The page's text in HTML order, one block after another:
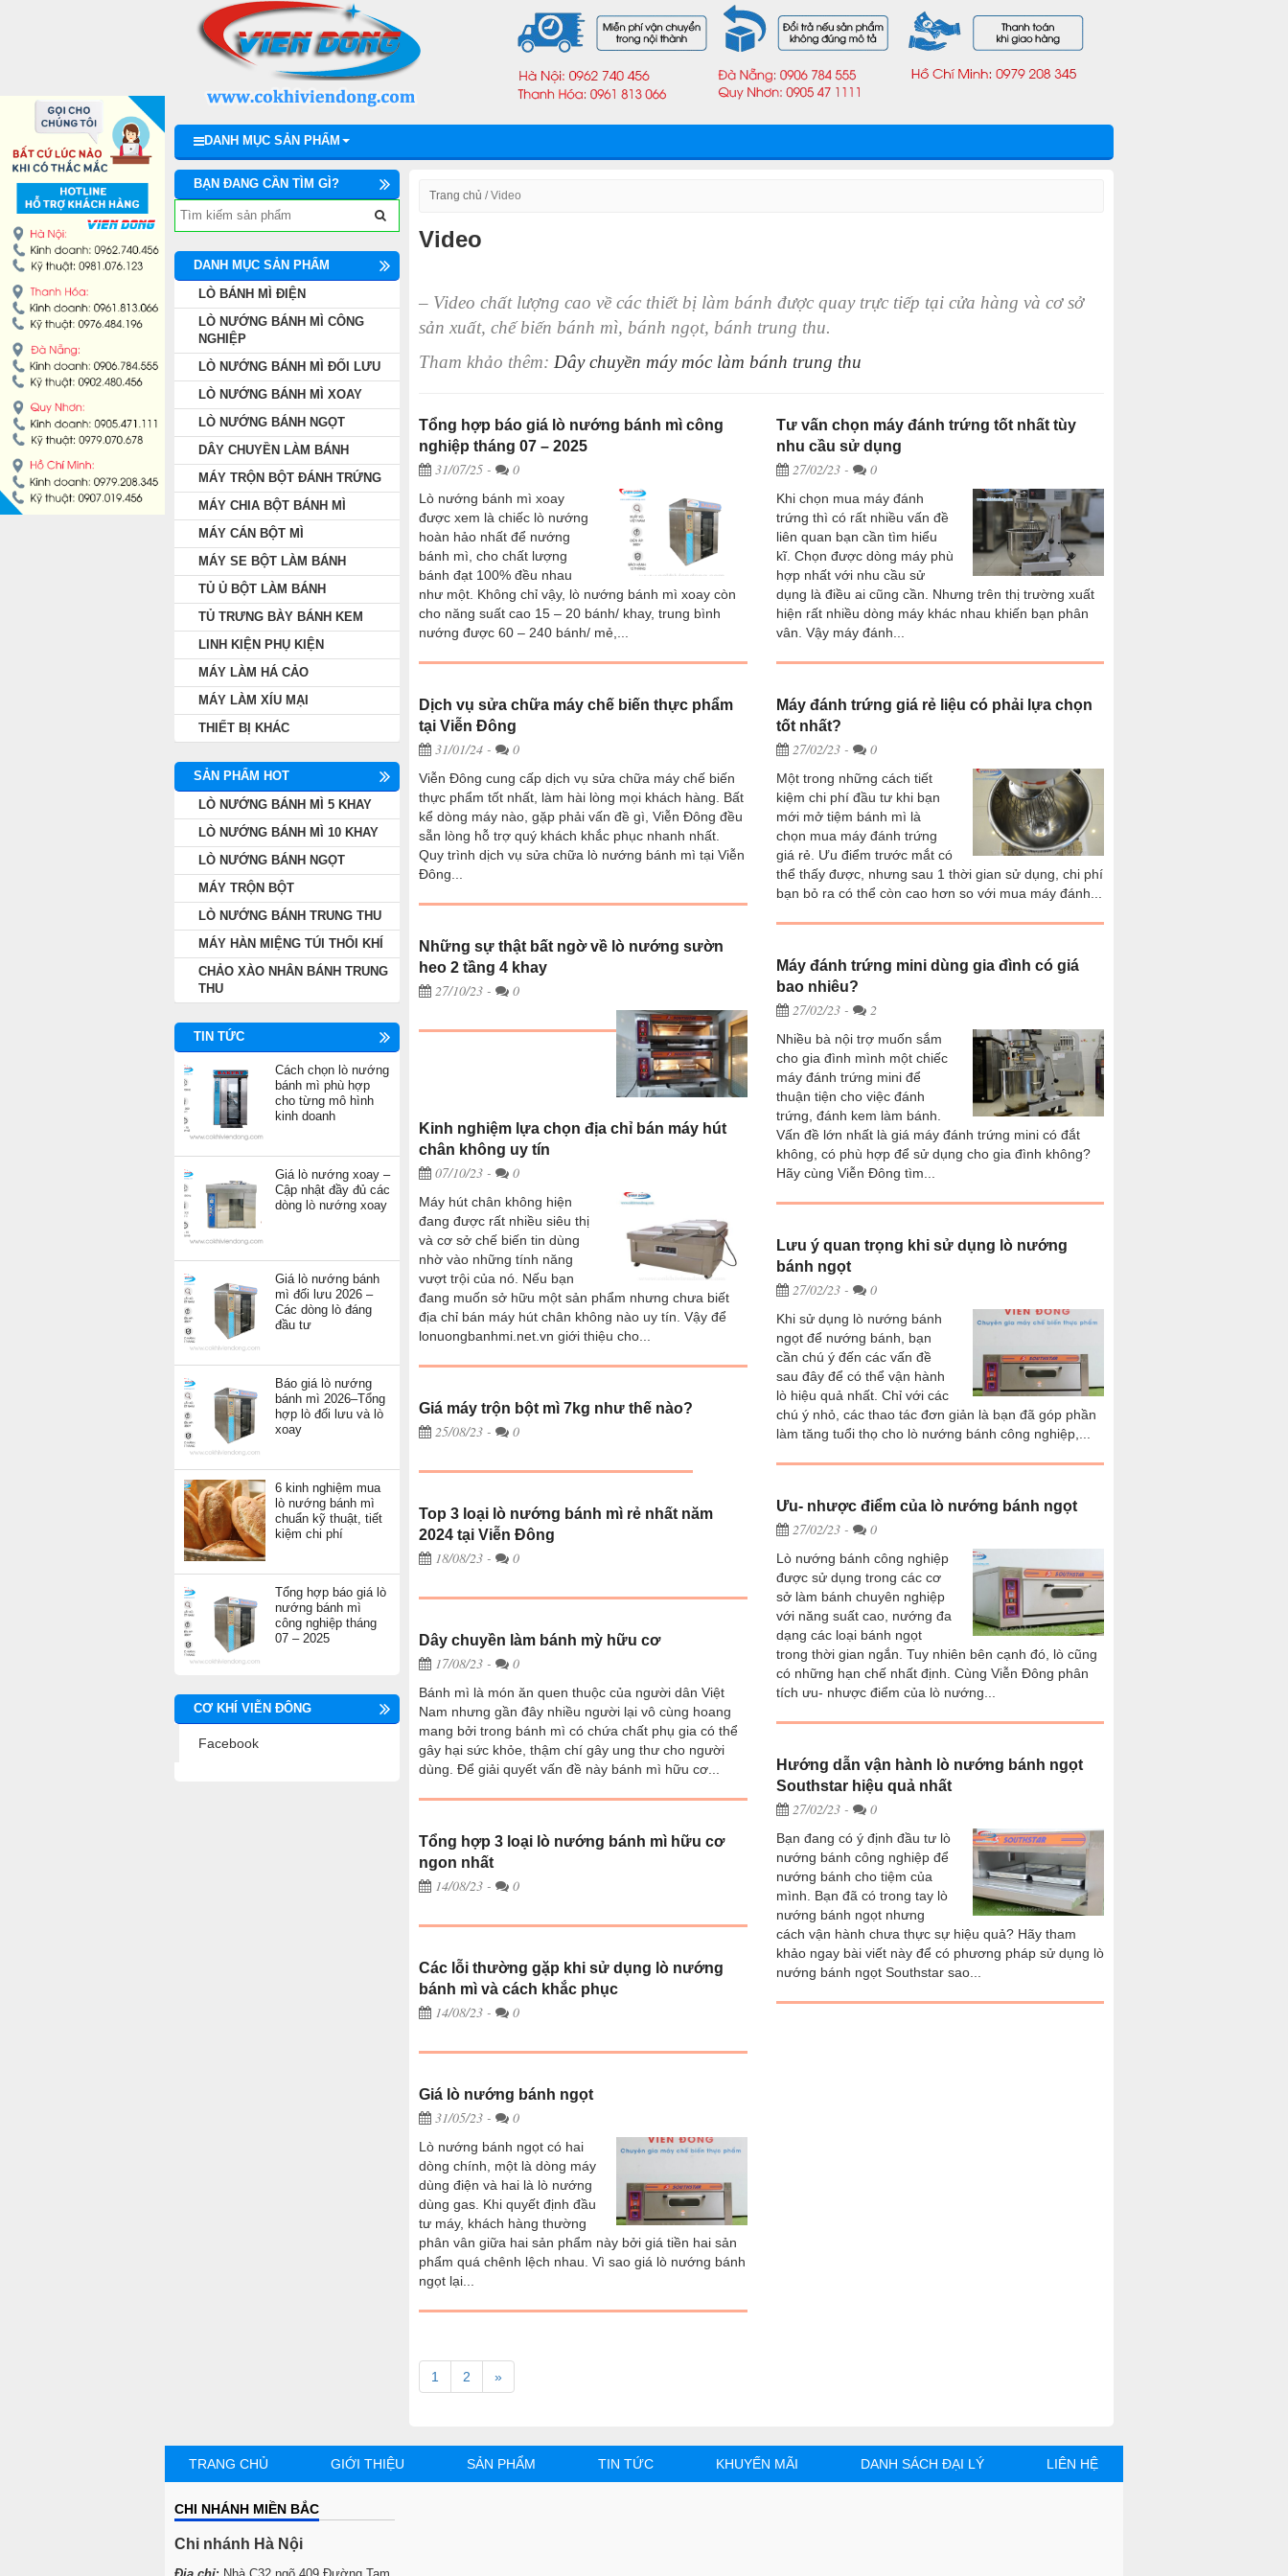
DANH MỤC SẢN PHẨM
Trang chủ /Video
Video
– Video chất lượng cao về các thiết bị làm bánh được quay trực tiếp tại cửa hàng và cơ sở
sản xuất, chế biến bánh mì, bánh ngọt, bánh trung thu.
Tham khảo thêm: Dây chuyền máy móc làm bánh trung thu
Tổng hợp báo giá lò nướng bánh mì công
nghiệp tháng 07 – 2025
31/07/25 - 0
Lò nướng bánh mì xoay
được xem là chiếc lò nướng
hoàn hảo nhất để nướng
bánh mì, cho chất lượng
bánh đạt 100% đều nhau
như một. Không chỉ vậy, lò nướng bánh mì xoay còn
cho năng suất cao 15 – 20 bánh/ khay, trung bình
nướng được 60 – 240 bánh/ mẻ,...
Dịch vụ sửa chữa máy chế biến thực phẩm
tại Viễn Đông
31/01/24 - 0
Viễn Đông cung cấp dịch vụ sửa chữa máy chế biến
thực phẩm tốt nhất, làm hài lòng mọi khách hàng. Bất
kể dòng máy nào, gặp phải vấn đề gì, Viễn Đông đều
sẵn lòng hỗ trợ quý khách khắc phục nhanh nhất.
Quy trình dịch vụ sửa chữa lò nướng bánh mì tại Viễn
Đông...
Những sự thật bất ngờ về lò nướng sườn
heo 2 tầng 4 khay
27/10/23 - 0
Kinh nghiệm lựa chọn địa chỉ bán máy hút
chân không uy tín
07/10/23 - 0
Máy hút chân không hiện
đang được rất nhiều siêu thị
và cơ sở chế biến tin dùng
nhờ vào những tính năng
vượt trội của nó. Nếu bạn
đang muốn sở hữu một sản phẩm nhưng chưa biết
địa chỉ bán máy hút chân không nào uy tín. Vậy để
lonuongbanhmi.net.vn giới thiệu cho...
Giá máy trộn bột mì 7kg như thế nào?
25/08/23 - 0
Top 3 loại lò nướng bánh mì rẻ nhất năm
2024 tại Viễn Đông
18/08/23 - 0
Dây chuyền làm bánh mỳ hữu cơ
17/08/23 - 0
Bánh mì là món ăn quen thuộc của người dân Việt
Nam nhưng gần đây nhiều người lại vô cùng hoang
mang bởi trong bánh mì có chứa chất phụ gia có thể
gây hại sức khỏe, thậm chí gây ung thư cho người
dùng. Để giải quyết vấn đề này bánh mì hữu cơ...
Tổng hợp 3 loại lò nướng bánh mì hữu cơ
ngon nhất
14/08/23 - 0
Các lỗi thường gặp khi sử dụng lò nướng
bánh mì và cách khắc phục
14/08/23 - 0
Giá lò nướng bánh ngọt
31/05/23 - 0
Lò nướng bánh ngọt có hai
dòng chính, một là dòng máy
dùng điện và hai là lò nướng
dùng gas. Khi quyết định đầu
tư máy, khách hàng thường
phân vân giữa hai sản phẩm này bởi giá tiền hai sản
phẩm quá chênh lệch nhau. Vì sao giá lò nướng bánh
ngọt lại...
Tư vấn chọn máy đánh trứng tốt nhất tùy
nhu cầu sử dụng
27/02/23- 0
Khi chọn mua máy đánh
trứng thì có rất nhiều vấn đề
liên quan bạn cần tìm hiểu
kĩ. Chọn được dòng máy phù
hợp nhất với nhu cầu sử
dụng là điều ai cũng cần. Nhưng trên thị trường xuất
hiện rất nhiều dòng máy khác nhau khiến bạn phân
vân. Vậy máy đánh...
Máy đánh trứng giá rẻ liệu có phải lựa chọn
tốt nhất?
27/02/23- 0
Một trong những cách tiết
kiệm chi phí đầu tư khi bạn
mới mở tiệm bánh mì là
chọn mua máy đánh trứng
giá rẻ. Ưu điểm trước mắt có
thể thấy được, nhưng sau 1 thời gian sử dụng, chi phí
bạn bỏ ra có thể còn cao hơn so với mua máy đánh...
Máy đánh trứng mini dùng gia đình có giá
bao nhiêu?
27/02/23- 2
Nhiều bà nội trợ muốn sắm
cho gia đình mình một chiếc
máy đánh trứng mini để
thuận tiện cho việc đánh
trứng, đánh kem làm bánh.
Vấn đề lớn nhất là giá máy đánh trứng mini có đắt
không, có phù hợp để sử dụng cho gia đình không?
Hãy cùng Viễn Đông tìm...
Lưu ý quan trọng khi sử dụng lò nướng
bánh ngọt
27/02/23- 0
Khi sử dụng lò nướng bánh
ngọt để nướng bánh, bạn
cần chú ý đến các vấn đề
sau đây để có thể vận hành
lò hiệu quả nhất. Chỉ với các
chú ý nhỏ, các thao tác đơn giản là bạn đã góp phần
làm tăng tuổi thọ cho lò nướng bánh công nghiệp,...
Ưu- nhược điểm của lò nướng bánh ngọt
27/02/23- 0
Lò nướng bánh công nghiệp
được sử dụng trong các cơ
sở làm bánh chuyên nghiệp
với năng suất cao, nướng đa
dạng các loại bánh ngọt
trong thời gian ngắn. Tuy nhiên bên cạnh đó, lò cũng
có những hạn chế nhất định. Cùng Viễn Đông phân
tích ưu- nhược điểm của lò nướng...
Hướng dẫn vận hành lò nướng bánh ngọt
Southstar hiệu quả nhất
27/02/23- 0
Bạn đang có ý định đầu tư lò
nướng bánh công nghiệp để
nướng bánh cho tiệm của
mình. Bạn đã có trong tay lò
nướng bánh ngọt nhưng
cách vận hành chưa thực sự hiệu quả? Hãy tham
khảo ngay bài viết này để có phương pháp sử dụng lò
nướng bánh ngọt Southstar sao...
1 2 »
BẠN ĐANG CẦN TÌM GÌ?
DANH MỤC SẢN PHẨM
LÒ BÁNH MÌ ĐIỆN
LÒ NƯỚNG BÁNH MÌ CÔNG
NGHIỆP
LÒ NƯỚNG BÁNH MÌ ĐỐI LƯU
LÒ NƯỚNG BÁNH MÌ XOAY
LÒ NƯỚNG BÁNH NGỌT
DÂY CHUYỀN LÀM BÁNH
MÁY TRỘN BỘT ĐÁNH TRỨNG
MÁY CHIA BỘT BÁNH MÌ
MÁY CÁN BỘT MÌ
MÁY SE BỘT LÀM BÁNH
TỦ Ủ BỘT LÀM BÁNH
TỦ TRƯNG BÀY BÁNH KEM
LINH KIỆN PHỤ KIỆN
MÁY LÀM HÁ CẢO
MÁY LÀM XÍU MẠI
THIẾT BỊ KHÁC
SẢN PHẨM HOT
LÒ NƯỚNG BÁNH MÌ 5 KHAY
LÒ NƯỚNG BÁNH MÌ 10 KHAY
LÒ NƯỚNG BÁNH NGỌT
MÁY TRỘN BỘT
LÒ NƯỚNG BÁNH TRUNG THU
MÁY HÀN MIỆNG TÚI THỔI KHÍ
CHẢO XÀO NHÂN BÁNH TRUNG
THU
TIN TỨC
Cách chọn lò nướng
bánh mì phù hợp
cho từng mô hình
kinh doanh
Giá lò nướng xoay –
Cập nhật đầy đủ các
dòng lò nướng xoay
Giá lò nướng bánh
mì đối lưu 2026 –
Các dòng lò đáng
đầu tư
Báo giá lò nướng
bánh mì 2026–Tổng
hợp lò đối lưu và lò
xoay
6 kinh nghiệm mua
lò nướng bánh mì
chuẩn kỹ thuật, tiết
kiệm chi phí
Tổng hợp báo giá lò
nướng bánh mì
công nghiệp tháng
07 – 2025
CƠ KHÍ VIỄN ĐÔNG
Facebook
TRANG CHỦ GIỚI THIỆU SẢN PHẨM TIN TỨC KHUYẾN MÃI DANH SÁCH ĐẠI LÝ LIÊN HỆ
CHI NHÁNH MIỀN BẮC
Chi nhánh Hà Nội
LÒ NƯỚNG BÁNH MÌ CÔNG NGHIỆP
LÒ NƯỚNG BÁNH MÌ ĐỐI LƯU
LÒ NƯỚNG BÁNH MÌ XOAY
LÒ NƯỚNG BÁNH NGỌT
DÂY CHUYỀN LÀM BÁNH
MÁY TRỘN BỘT ĐÁNH TRỨNG
MÁY CHIA BỘT BÁNH MÌ
MÁY SE BỘT LÀM BÁNH
TỦ TRƯNG BÀY BÁNH KEM